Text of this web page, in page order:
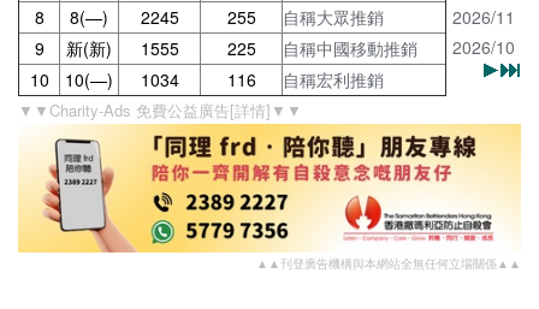
8
8(—) 2245 255
自稱大眾推銷
9
新(新) 1555 225
自稱中國移動推銷
10
10(—) 1034 116 自稱宏利推銷
2026/11
2026/10
▼▼Charity-Ads 免費公益廣告[詳情]▼▼
▲▲刊登廣告機構與本網站全無任何立場關係▲▲